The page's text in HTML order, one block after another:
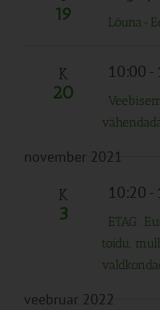
19 Lõuna-
K
20
10:00-
november 2021
K
3
10:20-
ETAG:
toidu,
veebruar 2022